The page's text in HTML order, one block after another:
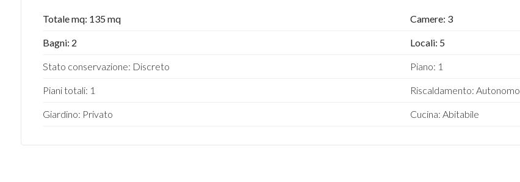
Totale mq: 135 mq Camere: 3
Bagni: 2 Locali: 5
Stato conservazione: Discreto Piano: 1
Piani totali: 1 Riscaldamento: Autonomo
Giardino: Privato Cucina: Abitabile